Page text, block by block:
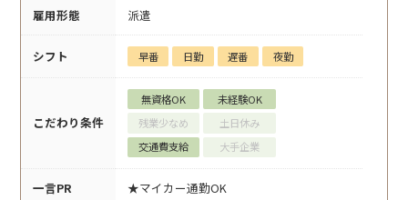
雇用形態 派遣
シフト 早番 日勤 遅番 夜勤
こだわり条件
無資格OK
未経験OK
残業少なめ
土日休み
交通費支給
大手企業
一言PR ★マイカー通勤OK